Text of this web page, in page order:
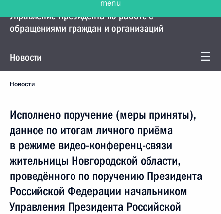
Управление Президента по работе с
обращениями граждан и организаций
Новости
Новости
Исполнено поручение (меры приняты),
данное по итогам личного приёма
в режиме видео-конференц-связи
жительницы Новгородской области,
проведённого по поручению Президента
Российской Федерации начальником
Управления Президента Российской